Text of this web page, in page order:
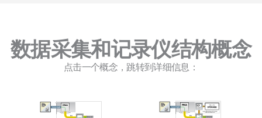
数据采集和记录仪结构概念
点击一个概念，跳转到详细信息：